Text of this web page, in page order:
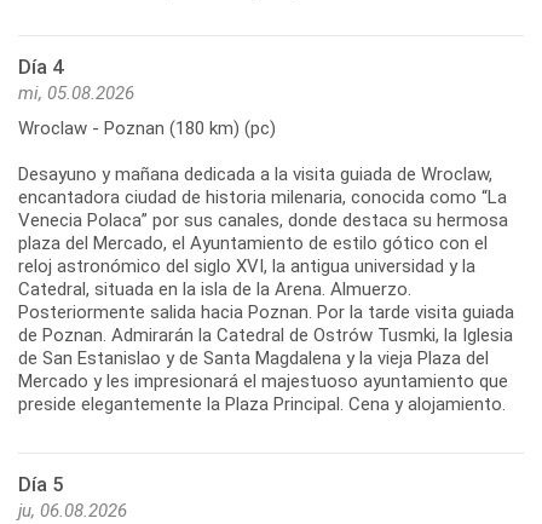
Día 4
mi, 05.08.2026
Wroclaw - Poznan (180 km) (pc)
Desayuno y mañana dedicada a la visita guiada de Wroclaw,
encantadora ciudad de historia milenaria, conocida como “La
Venecia Polaca” por sus canales, donde destaca su hermosa
plaza del Mercado, el Ayuntamiento de estilo gótico con el
reloj astronómico del siglo XVI, la antigua universidad y la
Catedral, situada en la isla de la Arena. Almuerzo.
Posteriormente salida hacia Poznan. Por la tarde visita guiada
de Poznan. Admirarán la Catedral de Ostrów Tusmki, la Iglesia
de San Estanislao y de Santa Magdalena y la vieja Plaza del
Mercado y les impresionará el majestuoso ayuntamiento que
preside elegantemente la Plaza Principal. Cena y alojamiento.
Día 5
ju, 06.08.2026